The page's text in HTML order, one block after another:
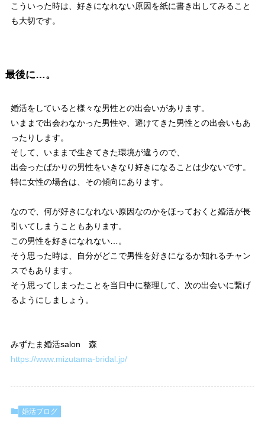
こういった時は、好きになれない原因を紙に書き出してみること
も大切です。
最後に…。
婚活をしていると様々な男性との出会いがあります。
いままで出会わなかった男性や、避けてきた男性との出会いもあ
ったりします。
そして、いままで生きてきた環境が違うので、
出会ったばかりの男性をいきなり好きになることは少ないです。
特に女性の場合は、その傾向にあります。
なので、何が好きになれない原因なのかをほっておくと婚活が長
引いてしまうこともあります。
この男性を好きになれない…。
そう思った時は、自分がどこで男性を好きになるか知れるチャン
スでもあります。
そう思ってしまったことを当日中に整理して、次の出会いに繋げ
るようにしましょう。
みずたま婚活salon 森
https://www.mizutama-bridal.jp/
婚活ブログ